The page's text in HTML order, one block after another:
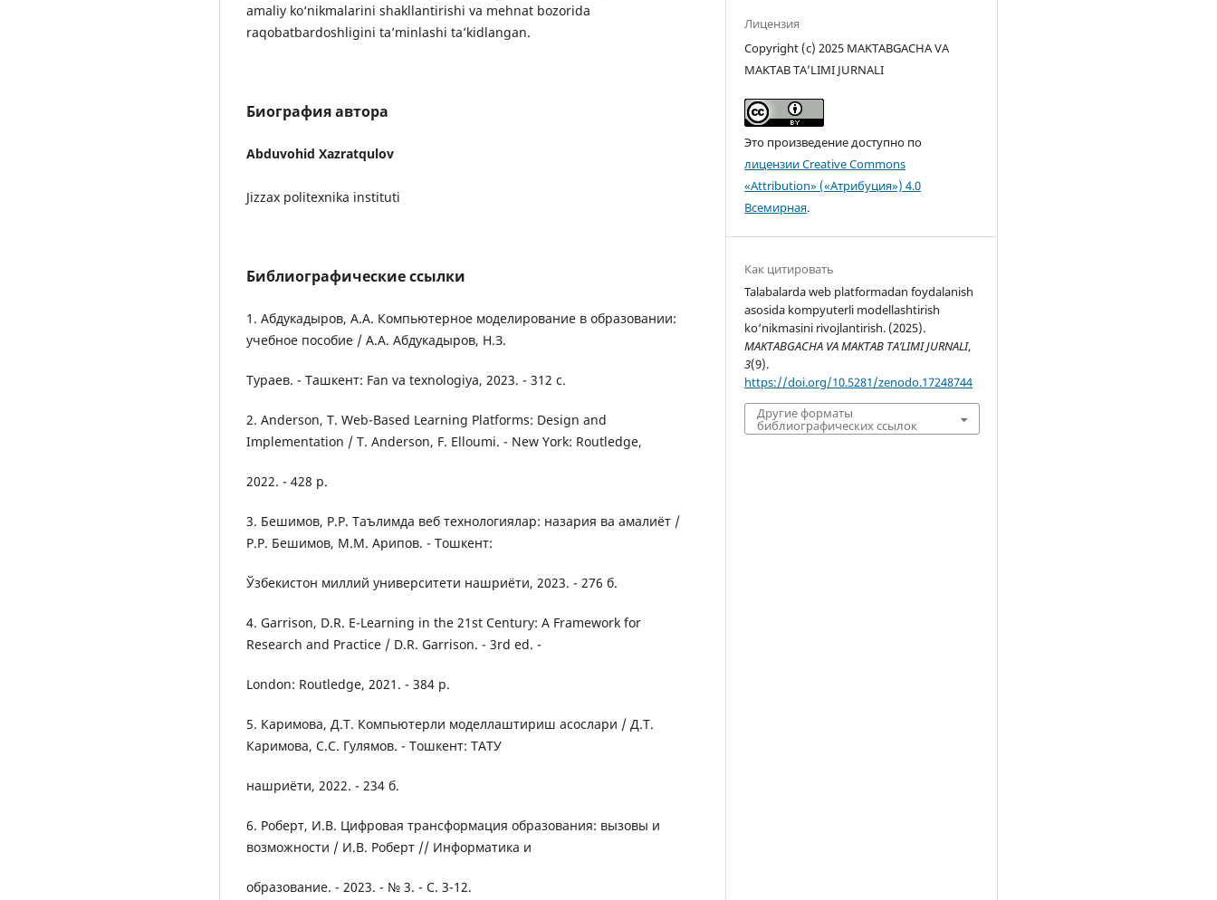
amaliy ko‘nikmalarini shakllantirishi va mehnat bozorida
raqobatbardoshligini ta’minlashi ta’kidlangan.
Биография автора
Abduvohid Xazratqulov
Jizzax politexnika instituti
Библиографические ссылки
1. Абдукадыров, А.А. Компьютерное моделирование в образовании:
учебное пособие / А.А. Абдукадыров, Н.З.
Тураев. - Ташкент: Fan va texnologiya, 2023. - 312 с.
2. Anderson, T. Web-Based Learning Platforms: Design and
Implementation / T. Anderson, F. Elloumi. - New York: Routledge,
2022. - 428 p.
3. Бешимов, Р.Р. Таълимда веб технологиялар: назария ва амалиёт /
Р.Р. Бешимов, М.М. Арипов. - Тошкент:
Ўзбекистон миллий университети нашриёти, 2023. - 276 б.
4. Garrison, D.R. E-Learning in the 21st Century: A Framework for
Research and Practice / D.R. Garrison. - 3rd ed. -
London: Routledge, 2021. - 384 p.
5. Каримова, Д.Т. Компьютерли моделлаштириш асослари / Д.Т.
Каримова, С.С. Гулямов. - Тошкент: ТАТУ
нашриёти, 2022. - 234 б.
6. Роберт, И.В. Цифровая трансформация образования: вызовы и
возможности / И.В. Роберт // Информатика и
образование. - 2023. - № 3. - С. 3-12.
Лицензия
Copyright (c) 2025 MAKTABGACHA VA
MAKTAB TA’LIMI JURNALI
Это произведение доступно по
лицензии Creative Commons
«Attribution» («Атрибуция») 4.0
Всемирная.
Как цитировать
Talabalarda web platformadan foydalanish
asosida kompyuterli modellashtirish
ko‘nikmasini rivojlantirish. (2025).
MAKTABGACHA VA MAKTAB TA’LIMI JURNALI,
3(9).
https://doi.org/10.5281/zenodo.17248744
Другие форматы
библиографических ссылок